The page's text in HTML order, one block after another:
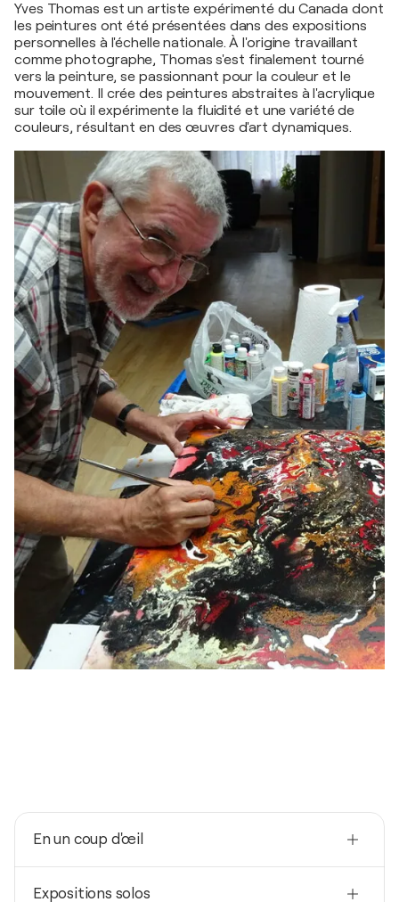
Yves Thomas est un artiste expérimenté du Canada dont
les peintures ont été présentées dans des expositions
personnelles à l'échelle nationale. À l'origine travaillant
comme photographe, Thomas s'est finalement tourné
vers la peinture, se passionnant pour la couleur et le
mouvement. Il crée des peintures abstraites à l'acrylique
sur toile où il expérimente la fluidité et une variété de
couleurs, résultant en des œuvres d'art dynamiques.
En un coup d'œil
Canada
Expositions solos